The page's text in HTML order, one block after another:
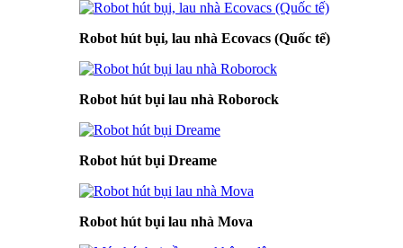
Robot hút bụi, lau nhà Ecovacs (Quốc tế)
Robot hút bụi lau nhà Roborock
Robot hút bụi Dreame
Robot hút bụi lau nhà Mova